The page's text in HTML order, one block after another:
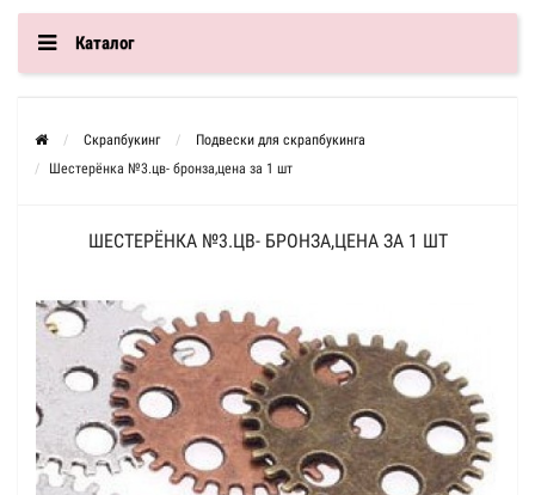
Каталог
Скрапбукинг
Подвески для скрапбукинга
Шестерёнка №3.цв- бронза,цена за 1 шт
ШЕСТЕРЁНКА №3.ЦВ- БРОНЗА,ЦЕНА ЗА 1 ШТ